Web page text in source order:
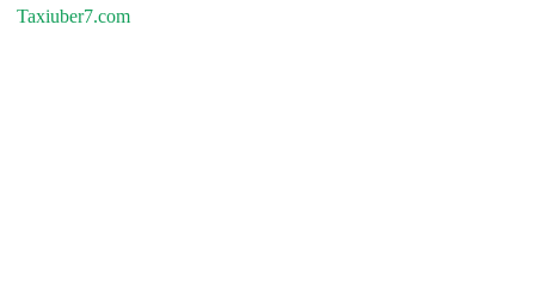
Taxiuber7.com